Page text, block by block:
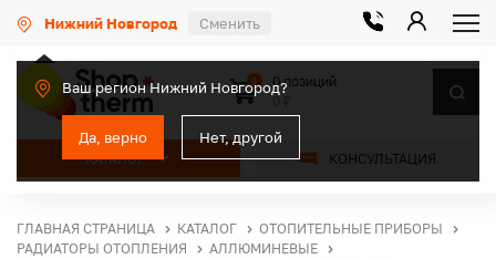
Нижний Новгород Сменить
Ваш регион Нижний Новгород?
Да, верно Нет, другой
КАТАЛОГ КОНСУЛЬТАЦИЯ
0
0 позиций
ГЛАВНАЯ СТРАНИЦА КАТАЛОГ
ОТОПИТЕЛЬНЫЕ ПРИБОРЫ
РАДИАТОРЫ ОТОПЛЕНИЯ
АЛЛЮМИНЕВЫЕ